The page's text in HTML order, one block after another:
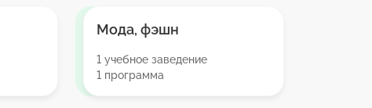
Мода, фэшн
1 учебное заведение
1 программа